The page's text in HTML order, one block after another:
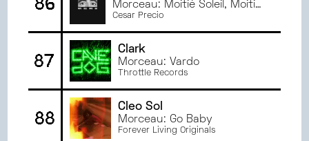
Morceau: Moitié Soleil, Moitié
Lune
Cesar Precio
87
Clark
Morceau: Vardo
Throttle Records
88
Cleo Sol
Morceau: Go Baby
Forever Living Originals